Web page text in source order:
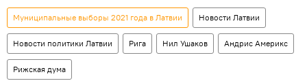
Муниципальные выборы 2021 года в Латвии Новости Латвии
Новости политики Латвии Рига Нил Ушаков Андрис Америкс
Рижская дума